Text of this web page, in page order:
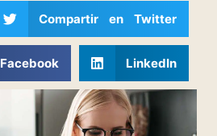
Compartir en Twitter
Facebook LinkedIn